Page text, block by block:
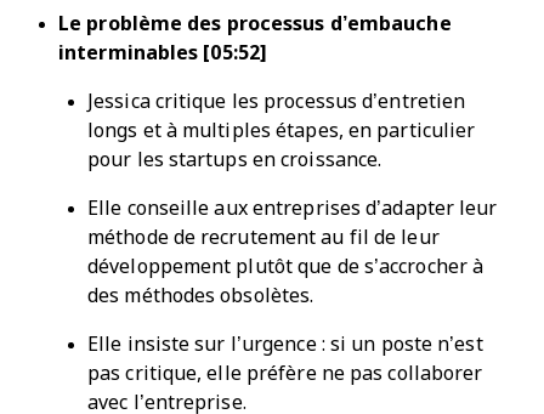
Le problème des processus d’embauche
interminables [05:52]
Jessica critique les processus d’entretien
longs et à multiples étapes, en particulier
pour les startups en croissance.
Elle conseille aux entreprises d’adapter leur
méthode de recrutement au fil de leur
développement plutôt que de s’accrocher à
des méthodes obsolètes.
Elle insiste sur l’urgence : si un poste n’est
pas critique, elle préfère ne pas collaborer
avec l’entreprise.